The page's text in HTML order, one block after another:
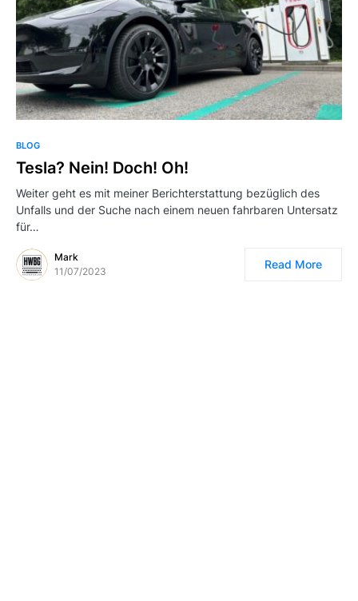
BLOG
Tesla? Nein! Doch! Oh!
Weiter geht es mit meiner Berichterstattung bezüglich des
Unfalls und der Suche nach einem neuen fahrbaren Untersatz
für…
Mark
11/07/2023
Read More